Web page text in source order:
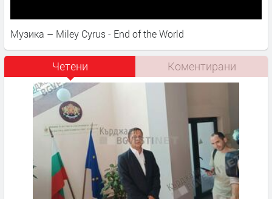
Музика – Miley Cyrus - End of the World
Четени Коментирани